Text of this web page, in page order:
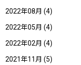
2022年08月 (4)
2022年05月 (4)
2022年02月 (4)
2021年11月 (5)